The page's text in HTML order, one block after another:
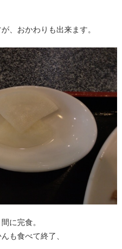
、おかわりも出来ます。
に完食。
も食べて終了、